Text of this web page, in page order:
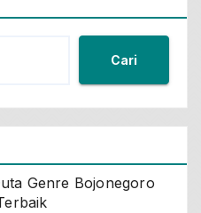
Cari
Genre Bojonegoro